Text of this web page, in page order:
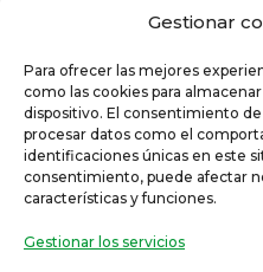
Gestionar
Para ofrecer las mejores
como las cookies para
dispositivo. El consentimiento
procesar datos como el
identificaciones únicas en este
consentimiento, puede afectar
características y funciones.
Gestionar los servicios
© 2024 Grupo
Política de Privacidad